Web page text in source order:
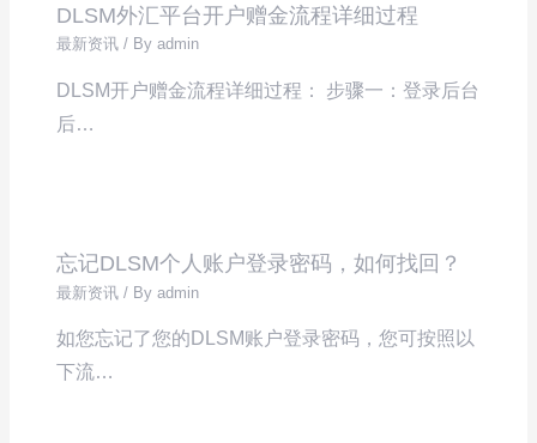
DLSM外汇平台开户赠金流程详细过程
最新资讯 / Byadmin
DLSM开户赠金流程详细过程： 步骤一：登录后台
后…
忘记DLSM个人账户登录密码，如何找回？
最新资讯 / Byadmin
如您忘记了您的DLSM账户登录密码，您可按照以
下流…